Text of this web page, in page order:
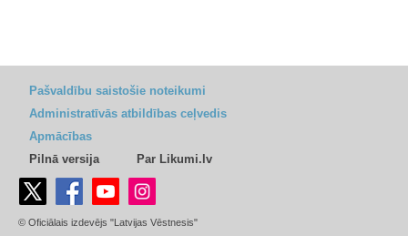
Pašvaldību saistošie noteikumi
Administratīvās atbildības ceļvedis
Apmācības
Pilnā versija
Par Likumi.lv
© Oficiālais izdevējs "Latvijas Vēstnesis"